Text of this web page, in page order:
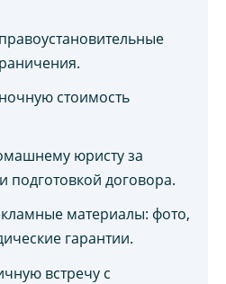
стоимость
юристу за
подготовкой договора.
материалы: фото,
гарантии.
встречу с